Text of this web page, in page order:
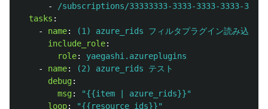
-
/subscriptions/33333333-3333-3333-3333-
tasks :
-
name:
(1) azure_rids フィルタプラグイン読み込み
include_role:
role:
yaegashi.azureplugins
-
name:
(2) azure_rids テスト
debug:
msg: "{{item
azure_rids}}"
loop: "{{resource_ids}}"